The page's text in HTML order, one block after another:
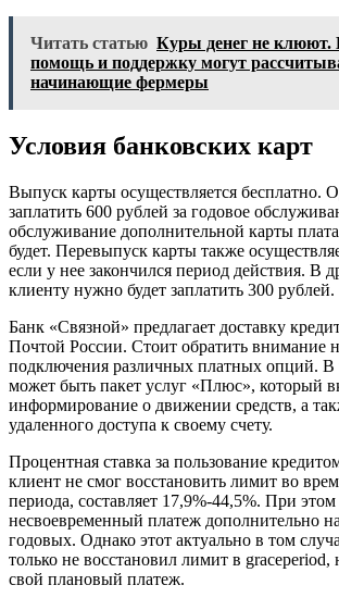
Читать статью Куры денег не клюют.
помощь и поддержку могут
начинающие фермеры
Условия банковских карт
Выпуск карты осуществляется бесплатно.
заплатить 600 рублей за годовое
обслуживание дополнительной карты
будет. Перевыпуск карты также
если у нее закончился период действия. В
клиенту нужно будет заплатить 300 рублей.
Банк «Связной» предлагает доставку
Почтой России. Стоит обратить внимание
подключения различных платных опций. В
может быть пакет услуг «Плюс», который
информирование о движении средств, а
удаленного доступа к своему счету.
Процентная ставка за пользование
клиент не смог восстановить лимит во
периода, составляет 17,9%-44,5%. При этом
несвоевременный платеж дополнительно
годовых. Однако этот актуально в том
только не восстановил лимит в
свой плановый платеж.